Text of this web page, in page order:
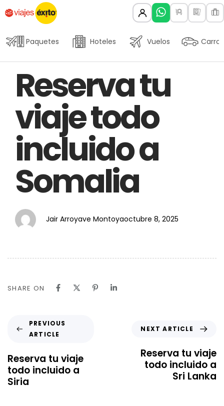
Paquetes Hoteles Vuelos Carros
IN:
Reserva tu
viaje todo
incluido a
Somalia
Jair Arroyave Montoya
on:
octubre 8, 2025
SHARE ON
PREVIOUS
ARTICLE
Reserva tu viaje
todo incluido a
Siria
NEXT ARTICLE
Reserva tu viaje
todo incluido a
Sri Lanka